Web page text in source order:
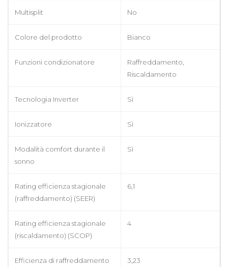
Multisplit No
Colore del prodotto Bianco
Funzioni condizionatore
Raffreddamento,
Riscaldamento
Tecnologia Inverter Sì
Ionizzatore Sì
Modalità comfort durante il
sonno
Sì
Rating efficienza stagionale
(raffreddamento) (SEER)
6,1
Rating efficienza stagionale
(riscaldamento) (SCOP)
4
Efficienza di raffreddamento 3,23